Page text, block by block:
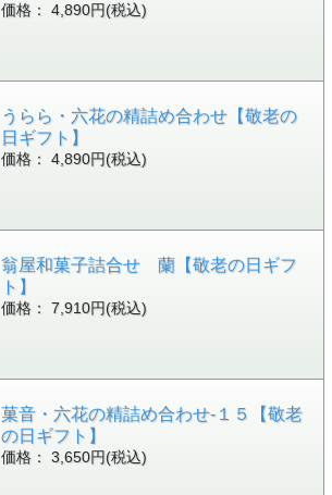
価格： 4,890円(税込)
うらら・六花の精詰め合わせ【敬老の
日ギフト】
価格： 4,890円(税込)
翁屋和菓子詰合せ 蘭【敬老の日ギフ
ト】
価格： 7,910円(税込)
菓音・六花の精詰め合わせ-１５【敬老
の日ギフト】
価格： 3,650円(税込)